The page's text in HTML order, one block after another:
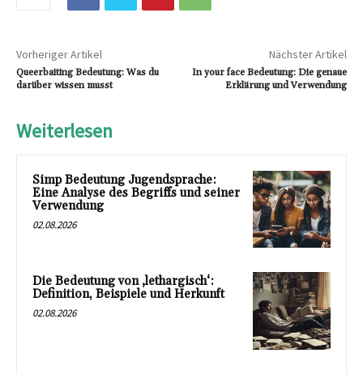
Vorheriger Artikel
Queerbaiting Bedeutung: Was du
darüber wissen musst
Nächster Artikel
In your face Bedeutung: Die genaue
Erklärung und Verwendung
Weiterlesen
Simp Bedeutung Jugendsprache:
Eine Analyse des Begriffs und seiner
Verwendung
02.08.2026
Die Bedeutung von ‚lethargisch‘:
Definition, Beispiele und Herkunft
02.08.2026